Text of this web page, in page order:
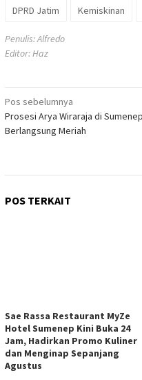
DPRD Jatim Kemiskinan
Penulis: Alfredo
Editor: Haz
Navigasi
pos
Pos sebelumnya
Prosesi Arya Wiraraja di Sumenep
Berlangsung Meriah
POS TERKAIT
Sae Rassa Restaurant MyZe
Hotel Sumenep Kini Buka 24
Jam, Hadirkan Promo Kuliner
dan Menginap Sepanjang
Agustus